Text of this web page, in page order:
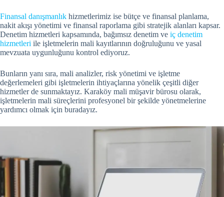
Finansal danışmanlık hizmetlerimiz ise bütçe ve finansal planlama,
nakit akışı yönetimi ve finansal raporlama gibi stratejik alanları kapsar.
Denetim hizmetleri kapsamında, bağımsız denetim ve iç denetim
hizmetleri ile işletmelerin mali kayıtlarının doğruluğunu ve yasal
mevzuata uygunluğunu kontrol ediyoruz.
Bunların yanı sıra, mali analizler, risk yönetimi ve işletme
değerlemeleri gibi işletmelerin ihtiyaçlarına yönelik çeşitli diğer
hizmetler de sunmaktayız. Karaköy mali müşavir bürosu olarak,
işletmelerin mali süreçlerini profesyonel bir şekilde yönetmelerine
yardımcı olmak için buradayız.